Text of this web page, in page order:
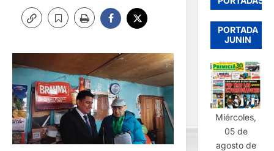
PORTADA
JUNIN
Miércoles,
05 de
agosto de